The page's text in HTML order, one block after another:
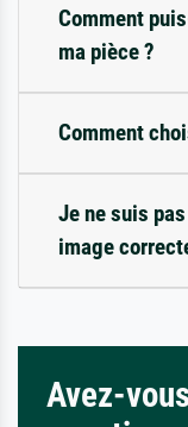
Comment
ma pièce ?
Comment
Je ne suis
image
Avez-